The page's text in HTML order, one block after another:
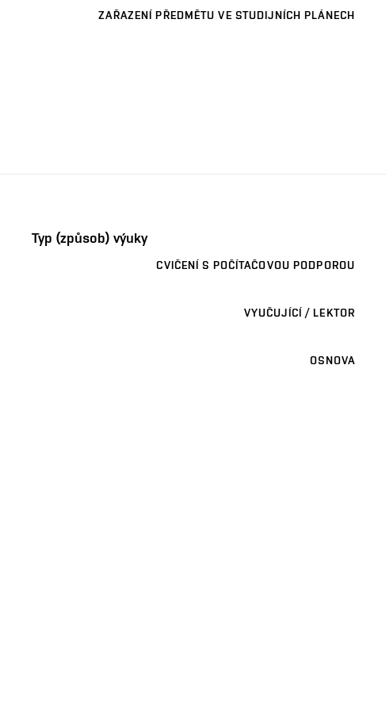
ZAŘAZENÍ PŘEDMĚTU VE STUDIJNÍCH PLÁNECH
Typ (způsob) výuky
CVIČENÍ S POČÍTAČOVOU PODPOROU
VYUČUJÍCÍ / LEKTOR
OSNOVA